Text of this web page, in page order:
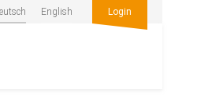
English Login